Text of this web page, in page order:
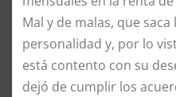
Mal y de malas, que
personalidad y, por lo
está contento con su
dejó de cumplir los